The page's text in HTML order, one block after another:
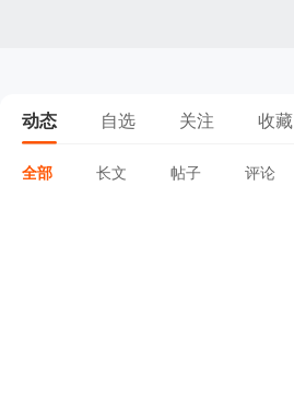
动态 自选 关注 收藏
全部 长文 帖子 评论